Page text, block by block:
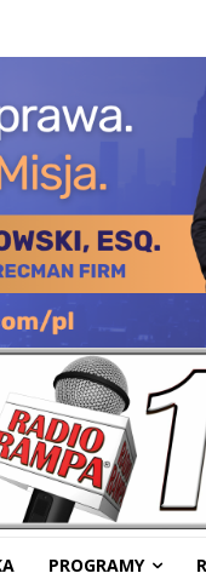
PROGRAMY